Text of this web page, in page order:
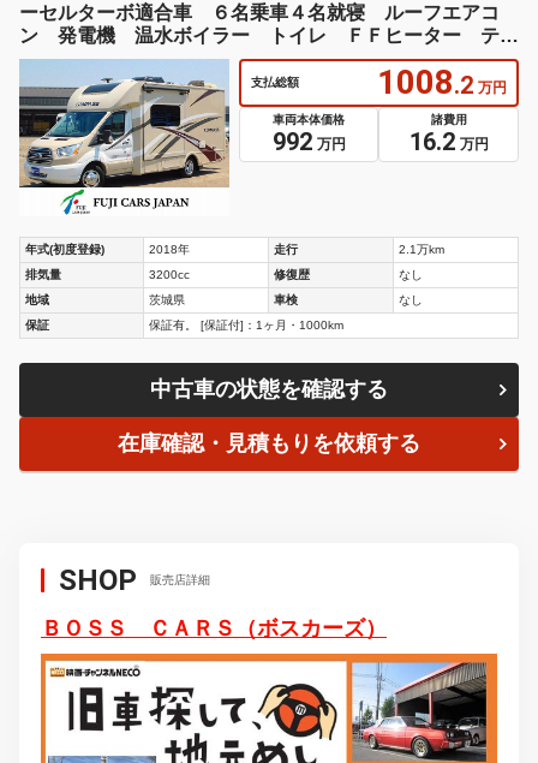
ーセルターボ適合車 ６名乗車４名就寝 ルーフエアコ
ン 発電機 温水ボイラー トイレ ＦＦヒーター テレ
ビ３台
支払総額 1008.2 万円
車両本体価格
992 万円
諸費用
16.2 万円
年式(初度登録) 2018年 走行
2.1万km
排気量
3200cc 修復歴
なし
地域
茨城県 車検
なし
保証
保証有。 [保証付]：1ヶ月・1000km
中古車の状態を確認する
在庫確認・見積もりを依頼する
SHOP 販売店詳細
ＢＯＳＳ ＣＡＲＳ（ボスカーズ）